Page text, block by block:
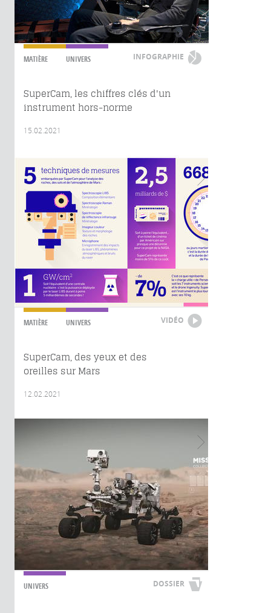
MATIÈRE UNIVERS INFOGRAPHIE
SuperCam, les chiffres clés d'un
instrument hors-norme
15.02.2021
MATIÈRE UNIVERS VIDÉO
SuperCam, des yeux et des
oreilles sur Mars
12.02.2021
UNIVERS DOSSIER